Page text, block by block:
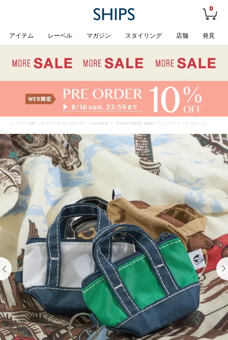
0
アイテム レーベル マガジン スタイリング 店舗 発見
トップ > 小物 > キーケース/キーホルダー > WOMEN > 【SHIPS別注】Drifter: バックアイ トート チャーム